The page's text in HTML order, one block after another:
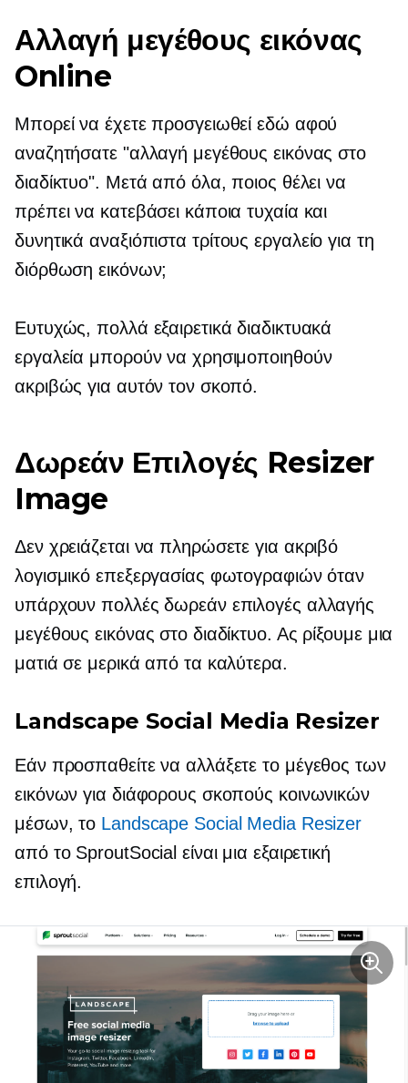
Αλλαγή μεγέθους εικόνας
Online
Μπορεί να έχετε προσγειωθεί εδώ αφού
αναζητήσατε "αλλαγή μεγέθους εικόνας στο
διαδίκτυο". Μετά από όλα, ποιος θέλει να
πρέπει να κατεβάσει κάποια τυχαία και
δυνητικά αναξιόπιστα τρίτους εργαλείο για τη
διόρθωση εικόνων;
Ευτυχώς, πολλά εξαιρετικά διαδικτυακά
εργαλεία μπορούν να χρησιμοποιηθούν
ακριβώς για αυτόν τον σκοπό.
Δωρεάν Επιλογές Resizer
Image
Δεν χρειάζεται να πληρώσετε για ακριβό
λογισμικό επεξεργασίας φωτογραφιών όταν
υπάρχουν πολλές δωρεάν επιλογές αλλαγής
μεγέθους εικόνας στο διαδίκτυο. Ας ρίξουμε μια
ματιά σε μερικά από τα καλύτερα.
Landscape Social Media Resizer
Εάν προσπαθείτε να αλλάξετε το μέγεθος των
εικόνων για διάφορους σκοπούς κοινωνικών
μέσων, το Landscape Social Media Resizer
από το SproutSocial είναι μια εξαιρετική
επιλογή.